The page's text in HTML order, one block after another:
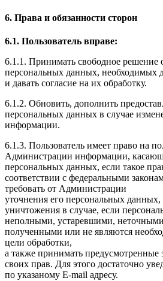
6. Права и обязанности сторон
6.1. Пользователь вправе:
6.1.1. Принимать свободное решение
персональных данных, необходимых
и давать согласие на их обработку.
6.1.2. Обновить, дополнить
персональных данных в случае
информации.
6.1.3. Пользователь имеет право на
Администрации информации,
персональных данных, если такое
соответствии с федеральными
требовать от Администрации
уточнения его персональных
уничтожения в случае, если
неполными, устаревшими,
полученными или не являются
цели обработки,
а также принимать
своих прав. Для этого достаточно
по указаному E-mail адресу.